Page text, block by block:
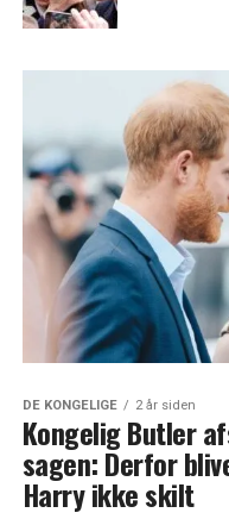
DE KONGELIGE 2 år siden
Kongelig Butler
sagen: Derfor
Harry ikke skilt